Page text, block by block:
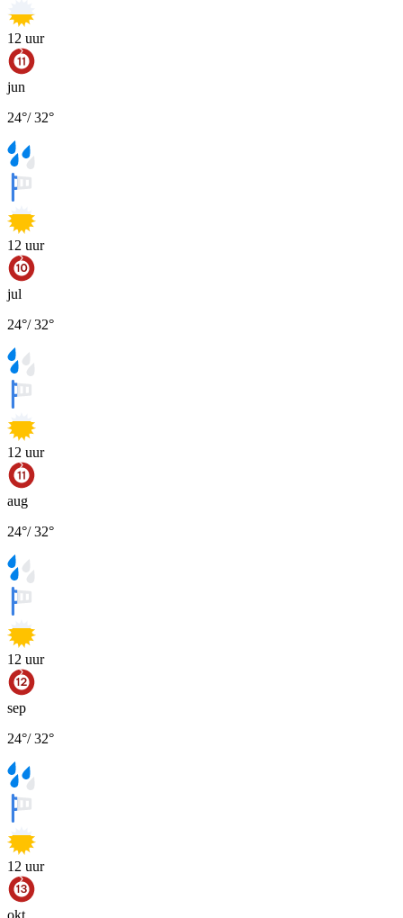
12 uur
jun
24°/32°
12 uur
jul
24°/32°
12 uur
aug
24°/32°
12 uur
sep
24°/32°
12 uur
okt